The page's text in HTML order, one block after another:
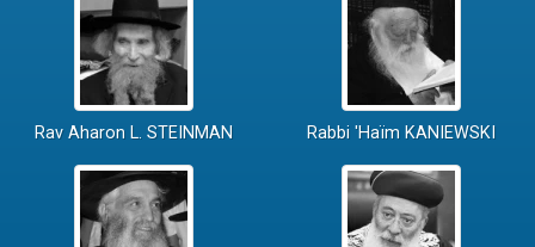
Rav Aharon L. STEINMAN Rabbi 'Haïm KANIEWSKI